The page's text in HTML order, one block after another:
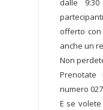
dalle
offerto
anche un
Non
Prenotate
numero
E se